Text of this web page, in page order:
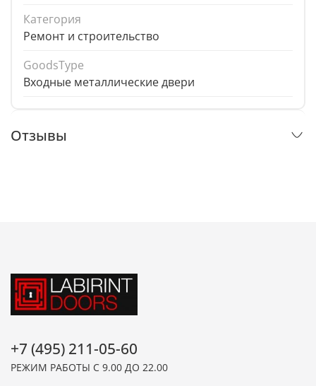
Категория
Ремонт и строительство
GoodsType
Входные металлические двери
Отзывы
+7 (495) 211-05-60
РЕЖИМ РАБОТЫ С 9.00 ДО 22.00